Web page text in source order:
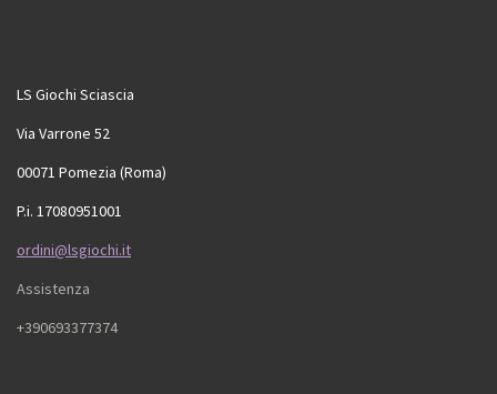
LS Giochi Sciascia
Via Varrone 52
00071 Pomezia (Roma)
P.i. 17080951001
ordini@lsgiochi.it
Assistenza
+390693377374